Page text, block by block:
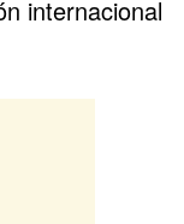
internacional